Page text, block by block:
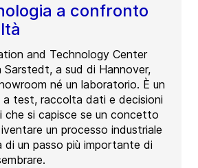
a confronto
and Technology Center
Sarstedt, a sud di Hannover,
né un laboratorio. È un
test, raccolta dati e decisioni
che si capisce se un concetto
un processo industriale
un passo più importante di